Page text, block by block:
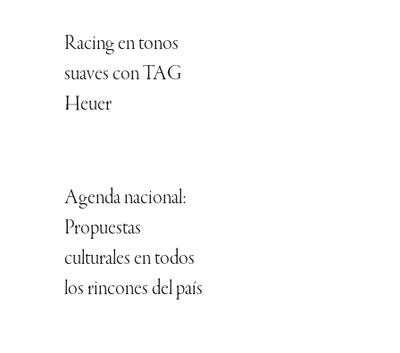
Racing en tonos
suaves con TAG
Heuer
Agenda nacional:
Propuestas
culturales en todos
los rincones del país